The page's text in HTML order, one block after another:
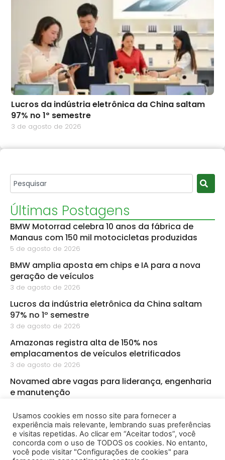
Lucros da indústria eletrônica da China saltam
97% no 1º semestre
3 de agosto de 2026
Últimas Postagens
BMW Motorrad celebra 10 anos da fábrica de
Manaus com 150 mil motocicletas produzidas
5 de agosto de 2026
BMW amplia aposta em chips e IA para a nova
geração de veículos
3 de agosto de 2026
Lucros da indústria eletrônica da China saltam
97% no 1º semestre
3 de agosto de 2026
Amazonas registra alta de 150% nos
emplacamentos de veículos eletrificados
3 de agosto de 2026
Novamed abre vagas para liderança, engenharia
e manutenção
PMZ abre sete vagas de emprego para diferentes
áreas em Manaus
3 de agosto de 2026
Usamos cookies em nosso site para fornecer a
experiência mais relevante, lembrando suas preferências
e visitas repetidas. Ao clicar em “Aceitar todos”, você
concorda com o uso de TODOS os cookies. No entanto,
você pode visitar "Configurações de cookies" para